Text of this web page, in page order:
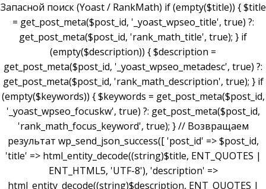
Запасной поиск (Yoast / RankMath) if (empty($title)) { $title
= get_post_meta($post_id, '_yoast_wpseo_title', true) ?:
get_post_meta($post_id, 'rank_math_title', true); } if
(empty($description)) { $description =
get_post_meta($post_id, '_yoast_wpseo_metadesc', true) ?:
get_post_meta($post_id, 'rank_math_description', true); } if
(empty($keywords)) { $keywords = get_post_meta($post_id,
'_yoast_wpseo_focuskw', true) ?: get_post_meta($post_id,
'rank_math_focus_keyword', true); } // Возвращаем
результат wp_send_json_success([ 'post_id' => $post_id,
'title' => html_entity_decode((string)$title, ENT_QUOTES |
ENT_HTML5, 'UTF-8'), 'description' =>
html_entity_decode((string)$description, ENT_QUOTES |